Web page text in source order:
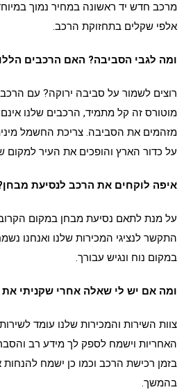
מרכב חדש יד ראשונה במחיר נמוך
אלפי שקלים בתחזוקת הרכב.
ומה לגבי הסביבה? האם הרכבים
רוצים לשמור על סביבה ירוקה? עם
מוטורס זה קל מתמיד, הרכבים שלנו אינם
מזהמים את הסביבה. צריכת החשמל
על כדור הארץ והופכים את העיר למקום
איפה לוקחים את הרכב לנסיעת
על מנת לתאם נסיעת מבחן במקום
התקשר לנציגי המכירות שלנו ואנחנו
במקום נוח ונגיש עבורך.
ומה אם יש לי שאלה אחרי שקניתי
צוות השירות והמכירות שלנו עומד
האחריות וישמח לספק לך מידע רב
בזמן רכישת הרכב וכמו כן ישמח להנחות
בהמשך.